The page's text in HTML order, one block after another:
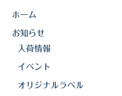
ホーム
お知らせ
入荷情報
イベント
オリジナルラベル